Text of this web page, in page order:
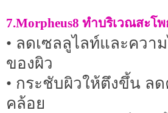
7.Morpheus8 ทำบริเวณสะโ
• ลดเซลลูไลท์และควา
ของผิว
• กระชับผิวให้ตึงขึ้น ล
คล้อย